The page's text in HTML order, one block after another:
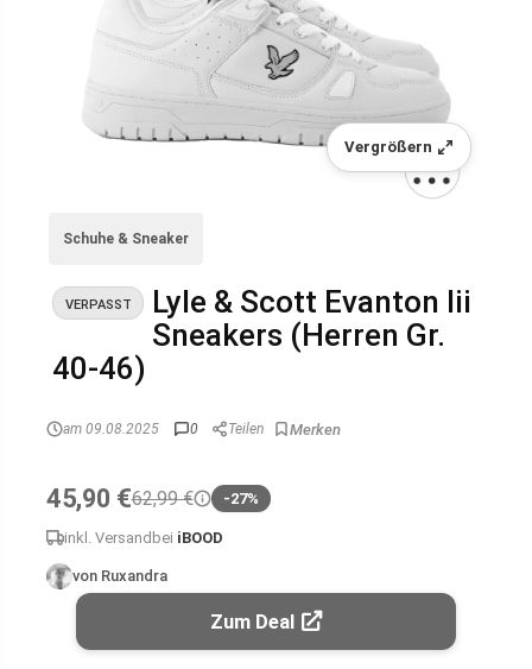
Vergrößern
Schuhe & Sneaker
VERPASST
Lyle & Scott Evanton Iii
Sneakers (Herren Gr.
40-46)
am 09.08.2025 0 Teilen
45,90 €62,99 € -27%
inkl. Versand bei iBOOD
von Ruxandra
Zum Deal